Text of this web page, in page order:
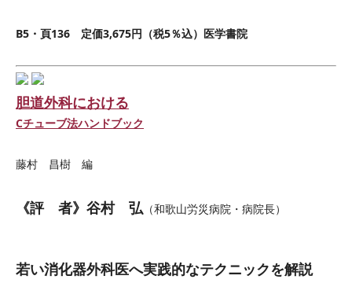
B5・頁136 定価3,675円（税5％込）医学書院
胆道外科における
Cチューブ法ハンドブック
藤村 昌樹 編
《評 者》谷村 弘 （和歌山労災病院・病院長）
若い消化器外科医へ実践的なテクニックを解説